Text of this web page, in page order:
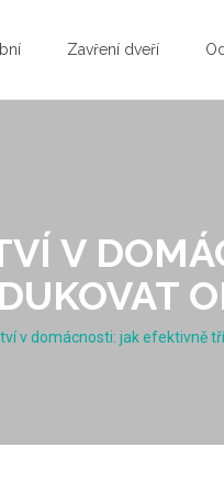
Zavření dveří
V
v domácnosti: jak efektivně